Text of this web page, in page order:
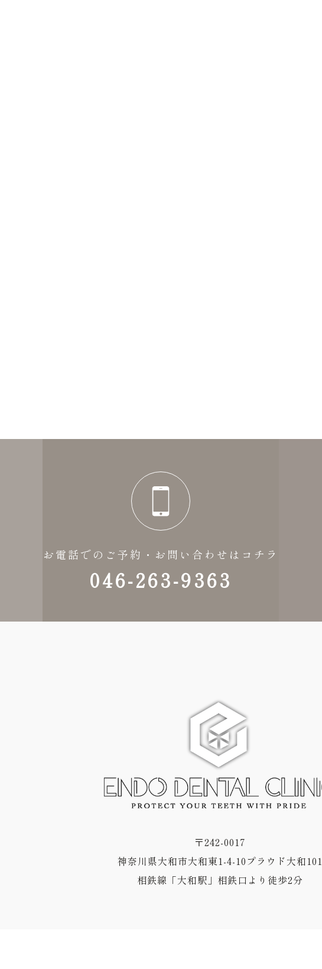
お電話でのご予約・お問い合わせはコチラ
046-263-9363
〒242-0017
神奈川県大和市大和東1-4-10プラウド大和101
相鉄線「大和駅」相鉄口より徒歩2分